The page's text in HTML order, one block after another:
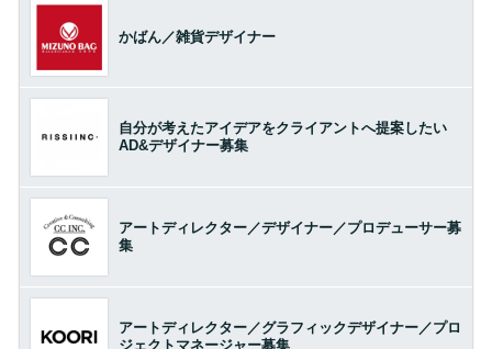
かばん／雑貨デザイナー
自分が考えたアイデアをクライアントへ提案したい
AD&デザイナー募集
アートディレクター／デザイナー／プロデューサー募
集
アートディレクター／グラフィックデザイナー／プロ
ジェクトマネージャー募集